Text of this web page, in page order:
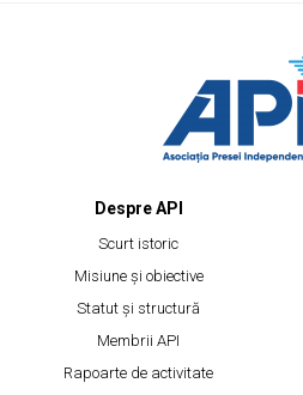
Despre API
Scurt istoric
Misiune și obiective
Statut și structură
Membrii API
Rapoarte de activitate